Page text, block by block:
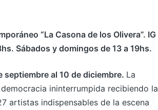
“La Casona de los Olivera”. IG
Sábados y domingos de 13 a 19hs.
al 10 de diciembre. La
ininterrumpida recibiendo la
artistas indispensables de la escena